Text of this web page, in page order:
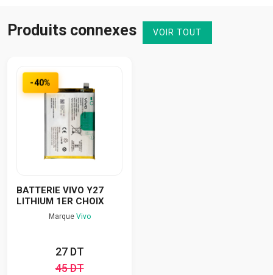
Produits connexes VOIR TOUT
-40%
BATTERIE VIVO Y27
LITHIUM 1ER CHOIX
Marque Vivo
27 DT
45 DT